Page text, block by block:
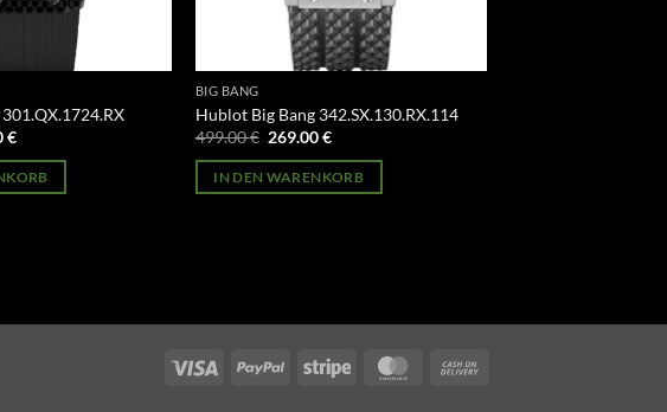
€
€Aktueller
ist:
269.00 €.
BIG BANG
Hublot Big Bang 342.SX.130.RX.114
499.00€ Ursprünglicher
war:
499.00 €
269.00€Aktueller
ist:
269.00 €.
IN DEN WARENKORB
Visa PayPal Stripe MasterCard